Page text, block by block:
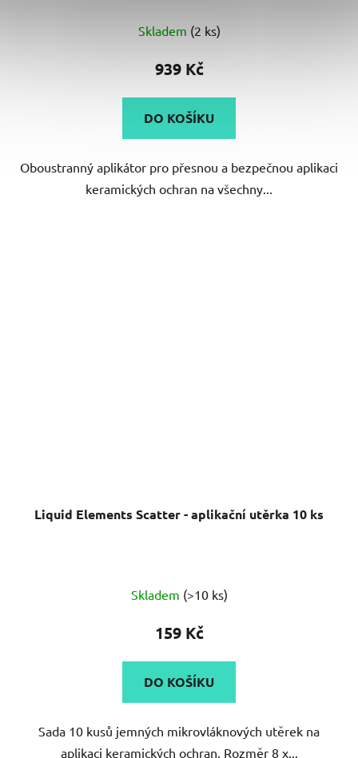
Skladem (2 ks)
939 Kč
DO KOŠÍKU
Oboustranný aplikátor pro přesnou a bezpečnou aplikaci
keramických ochran na všechny...
Liquid Elements Scatter - aplikační utěrka 10 ks
Skladem (>10 ks)
159 Kč
DO KOŠÍKU
Sada 10 kusů jemných mikrovláknových utěrek na
aplikaci keramických ochran. Rozměr 8 x...